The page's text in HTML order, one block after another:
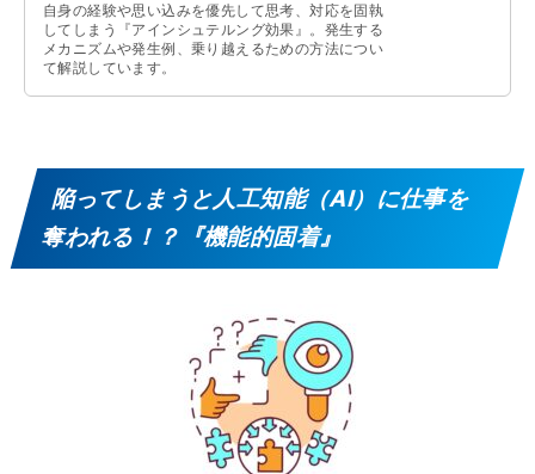
自身の経験や思い込みを優先して思考、対応を固執
してしまう『アインシュテルング効果』。発生する
メカニズムや発生例、乗り越えるための方法につい
て解説しています。
陥ってしまうと人工知能（AI）に仕事を
奪われる！？『機能的固着』